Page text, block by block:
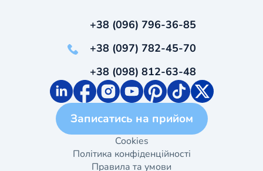
+38 (096) 796-36-85
+38 (097) 782-45-70
+38 (098) 812-63-48
Записатись на прийом
Cookies
Політика конфіденційності
Правила та умови